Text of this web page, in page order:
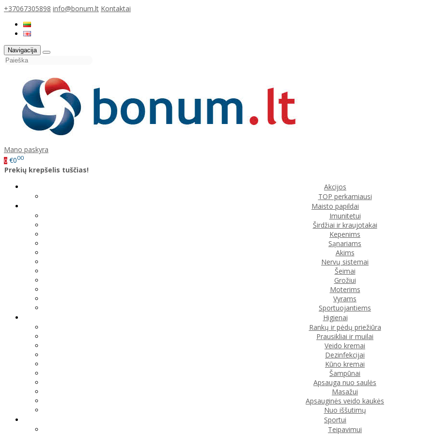
+37067305898 info@bonum.lt Kontaktai
Navigacija
Mano paskyra
0 €000
Prekių krepšelis tuščias!
Akcijos
TOP perkamiausi
Maisto papildai
Imunitetui
Širdžiai ir kraujotakai
Kepenims
Sąnariams
Akims
Nervų sistemai
Šeimai
Grožiui
Moterims
Vyrams
Sportuojantiems
Higienai
Rankų ir pėdų priežiūra
Prausikliai ir muilai
Veido kremai
Dezinfekcijai
Kūno kremai
Šampūnai
Apsauga nuo saulės
Masažui
Apsauginės veido kaukės
Nuo iššutimų
Sportui
Teipavimui